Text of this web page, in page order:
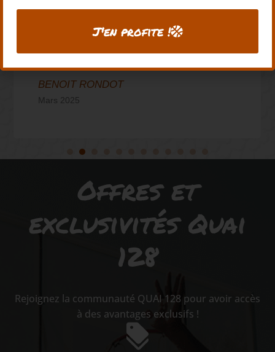
trouve nulle part ailleurs
BENOIT RONDOT
Mars 2025
Offres et
exclusivités Quai
128
Rejoignez la communauté QUAI 128 pour avoir accès
à des avantages exclusifs !
J'en profite !